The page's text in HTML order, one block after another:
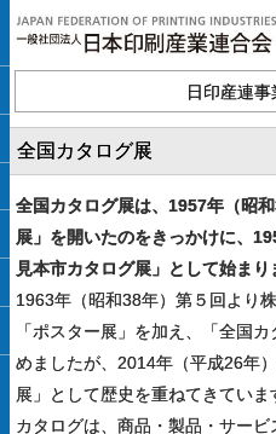
日印産連
全国カタログ展
全国カタログ展は、1957年（昭
展」を開いたのをきっかけに、
見本市カタログ展」として始まり
1963年（昭和38年）第５回より
「ポスター展」を加え、「全国
めましたが、2014年（平成26年
展」として歴史を重ねてきていま
カタログは、商品・製品・サー